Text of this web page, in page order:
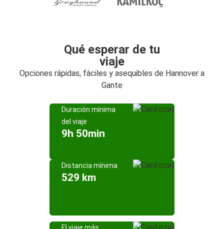
Qué esperar de tu
viaje
Opciones rápidas, fáciles y asequibles de Hannover a
Gante
Duración mínima
del viaje
9h 50min
Distancia mínima
529 km